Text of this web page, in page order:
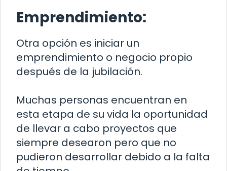
Emprendimiento:
Otra opción es iniciar un
emprendimiento o negocio propio
después de la jubilación.
Muchas personas encuentran en
esta etapa de su vida la oportunidad
de llevar a cabo proyectos que
siempre desearon pero que no
pudieron desarrollar debido a la falta